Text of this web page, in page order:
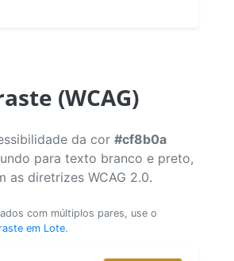
(WCAG)
da cor #cf8b0a
para texto branco e preto,
as diretrizes WCAG 2.0.
com múltiplos pares, use o
em Lote.